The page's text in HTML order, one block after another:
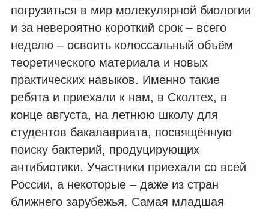
погрузиться в мир молекулярной биологии
и за невероятно короткий срок – всего
неделю – освоить колоссальный объём
теоретического материала и новых
практических навыков. Именно такие
ребята и приехали к нам, в Сколтех, в
конце августа, на летнюю школу для
студентов бакалавриата, посвящённую
поиску бактерий, продуцирующих
антибиотики. Участники приехали со всей
России, а некоторые – даже из стран
ближнего зарубежья. Самая младшая